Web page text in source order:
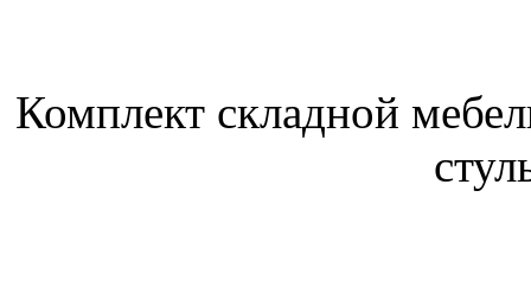
Комплект складной